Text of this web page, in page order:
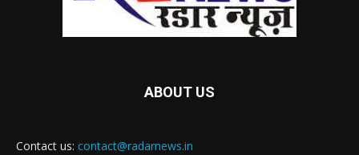
ABOUT US
Contact us: contact@radarnews.in